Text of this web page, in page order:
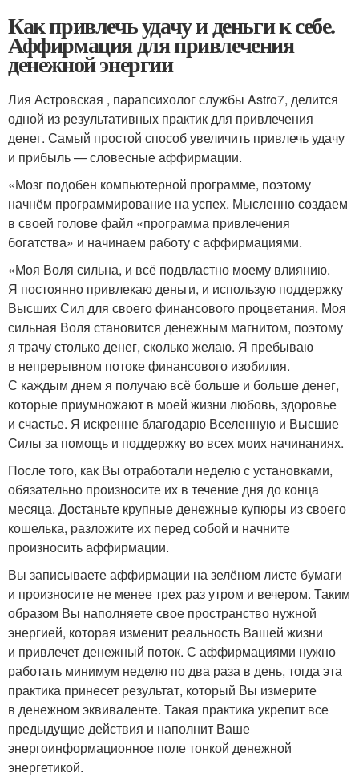
Как привлечь удачу и деньги к себе.
Аффирмация для привлечения
денежной энергии
Лия Астровская , парапсихолог службы Astro7, делится
одной из результативных практик для привлечения
денег. Самый простой способ увеличить привлечь удачу
и прибыль — словесные аффирмации.
«Мозг подобен компьютерной программе, поэтому
начнём программирование на успех. Мысленно создаем
в своей голове файл «программа привлечения
богатства» и начинаем работу с аффирмациями.
«Моя Воля сильна, и всё подвластно моему влиянию.
Я постоянно привлекаю деньги, и использую поддержку
Высших Сил для своего финансового процветания. Моя
сильная Воля становится денежным магнитом, поэтому
я трачу столько денег, сколько желаю. Я пребываю
в непрерывном потоке финансового изобилия.
С каждым днем я получаю всё больше и больше денег,
которые приумножают в моей жизни любовь, здоровье
и счастье. Я искренне благодарю Вселенную и Высшие
Силы за помощь и поддержку во всех моих начинаниях.
После того, как Вы отработали неделю с установками,
обязательно произносите их в течение дня до конца
месяца. Достаньте крупные денежные купюры из своего
кошелька, разложите их перед собой и начните
произносить аффирмации.
Вы записываете аффирмации на зелёном листе бумаги
и произносите не менее трех раз утром и вечером. Таким
образом Вы наполняете свое пространство нужной
энергией, которая изменит реальность Вашей жизни
и привлечет денежный поток. С аффирмациями нужно
работать минимум неделю по два раза в день, тогда эта
практика принесет результат, который Вы измерите
в денежном эквиваленте. Такая практика укрепит все
предыдущие действия и наполнит Ваше
энергоинформационное поле тонкой денежной
энергетикой.